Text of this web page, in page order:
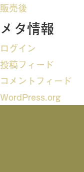
ー
シ
ョ
ン
販売後
メタ情報
ログイン
投稿フィード
コメントフィード
WordPress.org